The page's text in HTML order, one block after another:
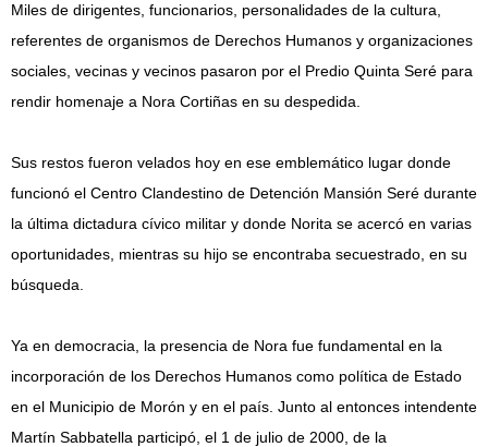
Miles de dirigentes, funcionarios, personalidades de la cultura,
referentes de organismos de Derechos Humanos y organizaciones
sociales, vecinas y vecinos pasaron por el Predio Quinta Seré para
rendir homenaje a Nora Cortiñas en su despedida.
Sus restos fueron velados hoy en ese emblemático lugar donde
funcionó el Centro Clandestino de Detención Mansión Seré durante
la última dictadura cívico militar y donde Norita se acercó en varias
oportunidades, mientras su hijo se encontraba secuestrado, en su
búsqueda.
Ya en democracia, la presencia de Nora fue fundamental en la
incorporación de los Derechos Humanos como política de Estado
en el Municipio de Morón y en el país. Junto al entonces intendente
Martín Sabbatella participó, el 1 de julio de 2000, de la